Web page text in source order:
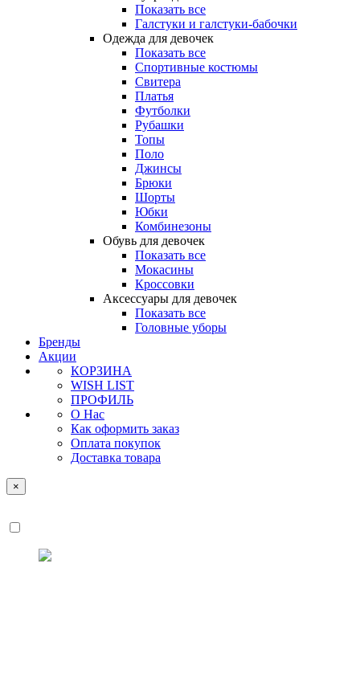
Показать все
Галстуки и галстуки-бабочки
Одежда для девочек
Показать все
Спортивные костюмы
Свитера
Платья
Футболки
Рубашки
Топы
Поло
Джинсы
Брюки
Шорты
Юбки
Комбинезоны
Обувь для девочек
Показать все
Мокасины
Кроссовки
Аксессуары для девочек
Показать все
Головные уборы
Бренды
Акции
КОРЗИНА
WISH LIST
ПРОФИЛЬ
О Нас
Как оформить заказ
Оплата покупок
Доставка товара
×